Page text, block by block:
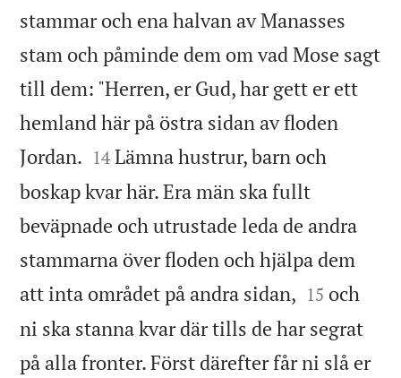
stammar och ena halvan av Manasses
stam och påminde dem om vad Mose sagt
till dem: "Herren, er Gud, har gett er ett
hemland här på östra sidan av floden
Jordan. 

14 Lämna hustrur, barn och
boskap kvar här. Era män ska fullt
beväpnade och utrustade leda de andra
stammarna över floden och hjälpa dem
att inta området på andra sidan, 

15 och
ni ska stanna kvar där tills de har segrat
på alla fronter. Först därefter får ni slå er